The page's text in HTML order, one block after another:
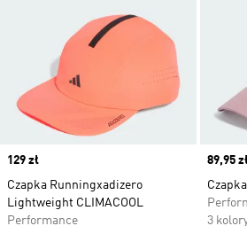
Price
129 zł
Czapka Runningxadizero
Lightweight CLIMACOOL
Performance
Price
89,95
3